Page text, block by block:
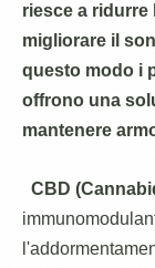
riesce a ridurre
migliorare il
questo modo i
offrono una
mantenere
CBD